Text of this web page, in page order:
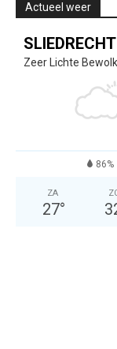
Actueel weer
SLIEDRECHT
Zeer Lichte
86%
ZA
27°